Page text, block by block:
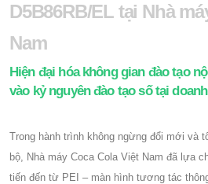
D5B86RB/EL tại Nhà
Nam
Hiện đại hóa không gian đào tạo
vào kỷ nguyên đào tạo số tại
Trong hành trình không ngừng đổi mới và
bộ, Nhà máy Coca Cola Việt Nam đã lựa
tiến đến từ PEI – màn hình tương tác